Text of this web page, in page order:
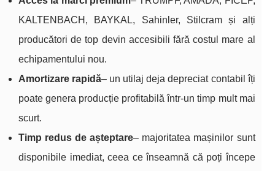
KALTENBACH, BAYKAL, Sahinler, Stilcram și alți
producători de top devin accesibili fără costul mare al
echipamentului nou.
Amortizare rapidă– un utilaj deja depreciat contabil îți
poate genera producție profitabilă într-un timp mult mai
scurt.
Timp redus de așteptare– majoritatea mașinilor sunt
disponibile imediat, ceea ce înseamnă că poți începe